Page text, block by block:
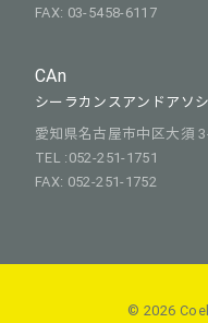
FAX: 03-5458-6117
CAn
シーラカンスアンドアソ
愛知県名古屋市中区大須
TEL :052-251-1751
FAX: 052-251-1752
© 2026